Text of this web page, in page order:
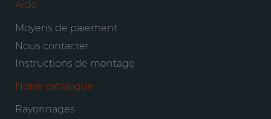
Aide
Moyens de paiement
Nous contacter
Instructions de montage
Notre catalogue
Rayonnages